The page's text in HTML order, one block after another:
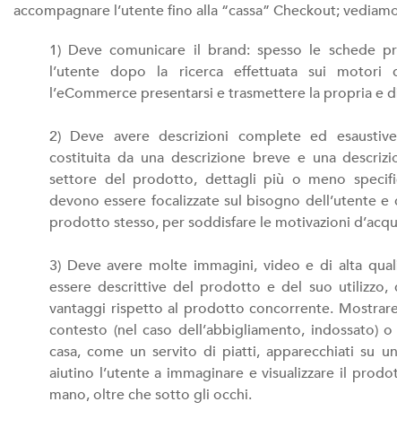
accompagnare l’utente fino alla “cassa” Checkout;
1) Deve comunicare il brand: spesso le schede
l’utente dopo la ricerca effettuata sui
l’eCommerce presentarsi e trasmettere la propria e
2) Deve avere descrizioni complete ed
costituita da una descrizione breve e una
settore del prodotto, dettagli più o meno
devono essere focalizzate sul bisogno dell’utente
prodotto stesso, per soddisfare le motivazioni
3) Deve avere molte immagini, video e di alta
essere descrittive del prodotto e del suo utilizzo,
vantaggi rispetto al prodotto concorrente.
contesto (nel caso dell’abbigliamento, indossato)
casa, come un servito di piatti, apparecchiati su
aiutino l’utente a immaginare e visualizzare il
mano, oltre che sotto gli occhi.